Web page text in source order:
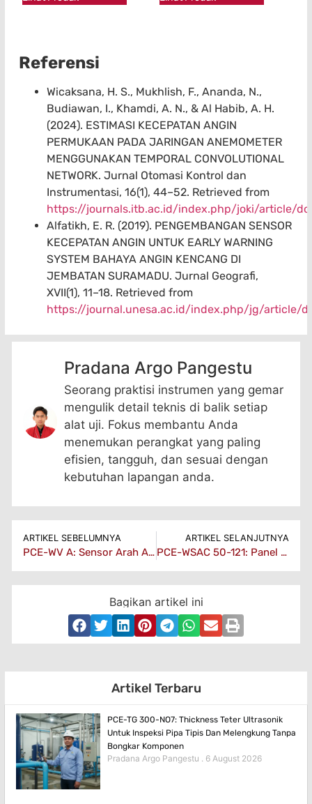
Referensi
Wicaksana, H. S., Mukhlish, F., Ananda, N.,
Budiawan, I., Khamdi, A. N., & Al Habib, A. H.
(2024). ESTIMASI KECEPATAN ANGIN
PERMUKAAN PADA JARINGAN ANEMOMETER
MENGGUNAKAN TEMPORAL CONVOLUTIONAL
NETWORK. Jurnal Otomasi Kontrol dan
Instrumentasi, 16(1), 44–52. Retrieved from
https://journals.itb.ac.id/index.php/joki/article/
Alfatikh, E. R. (2019). PENGEMBANGAN SENSOR
KECEPATAN ANGIN UNTUK EARLY WARNING
SYSTEM BAHAYA ANGIN KENCANG DI
JEMBATAN SURAMADU. Jurnal Geografi,
XVII(1), 11–18. Retrieved from
https://journal.unesa.ac.id/index.php/jg/article/
Pradana Argo Pangestu
Seorang praktisi instrumen yang gemar
mengulik detail teknis di balik setiap
alat uji. Fokus membantu Anda
menemukan perangkat yang paling
efisien, tangguh, dan sesuai dengan
kebutuhan lapangan anda.
ARTIKEL SEBELUMNYA
PCE-WV A: Sensor Arah Angin 4–20 mA Untuk Otomasi Bangunan
ARTIKEL SELANJUTNYA
PCE-WSAC 50-121: Panel Peringatan Angin Dengan RS485 & Relai Ganda
Bagikan artikel ini
Artikel Terbaru
PCE-TG 300-NO7: Thickness Teter Ultrasonik
Untuk Inspeksi Pipa Tipis Dan Melengkung Tanpa
Bongkar Komponen
Pradana Argo Pangestu 6 August 2026